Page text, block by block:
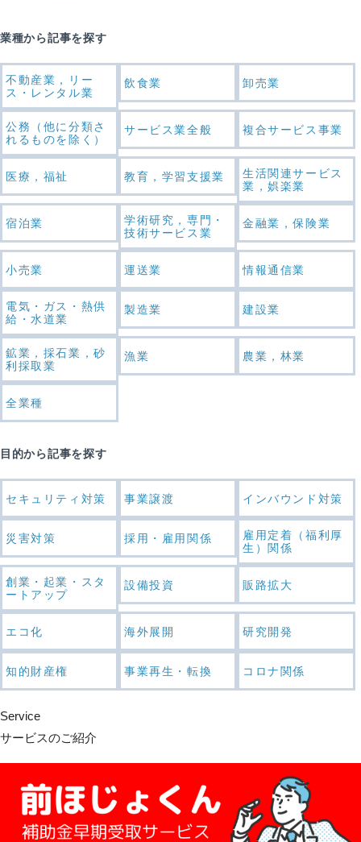
業種から記事を探す
不動産業，リー
ス・レンタル業
飲食業 卸売業
公務（他に分類さ
れるものを除く）
サービス業全般 複合サービス事業
医療，福祉 教育，学習支援業
生活関連サービス
業，娯楽業
宿泊業
学術研究，専門・
技術サービス業
金融業，保険業
小売業 運送業 情報通信業
電気・ガス・熱供
給・水道業
製造業 建設業
鉱業，採石業，砂
利採取業
漁業 農業，林業
全業種
目的から記事を探す
セキュリティ対策 事業譲渡 インバウンド対策
災害対策 採用・雇用関係
雇用定着（福利厚
生）関係
創業・起業・スタ
ートアップ
設備投資 販路拡大
エコ化 海外展開 研究開発
知的財産権 事業再生・転換 コロナ関係
Service
サービスのご紹介